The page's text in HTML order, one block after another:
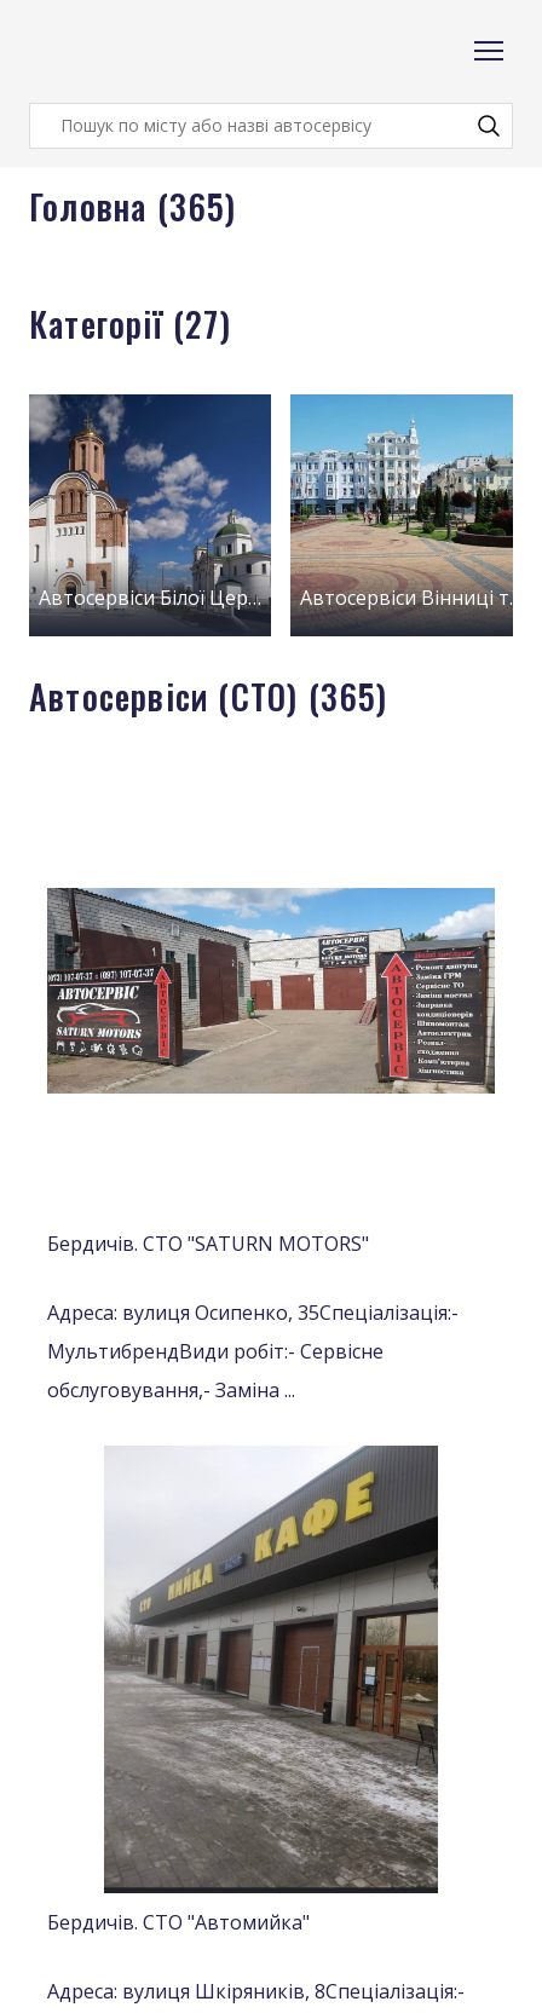
Головна (365)
Категорії (27)
Автосервіси Білої Церкви Автосервіси Вінниці та області
Автосервіси (СТО) (365)
Бердичів. СТО "SATURN MOTORS"
Адреса: вулиця Осипенко, 35Спеціалізація:-
МультибрендВиди робіт:- Сервісне
обслуговування,- Заміна ...
Бердичів. СТО "Автомийка"
Адреса: вулиця Шкіряників, 8Спеціалізація:-